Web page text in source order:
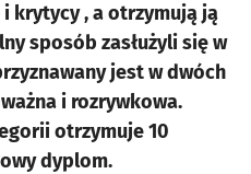
krytycy , a otrzymują ją
sposób zasłużyli się w
jest w dwóch
i rozrywkowa.
otrzymuje 10
dyplom.